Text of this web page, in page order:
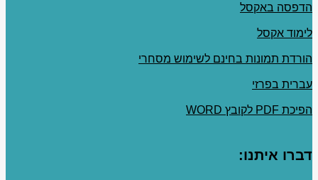
הדפסה באקסל
לימוד אקסל
הורדת תמונות בחינם לשימוש מסחרי
עברית בפרזי
הפיכת PDF לקובץ WORD
דברו איתנו: